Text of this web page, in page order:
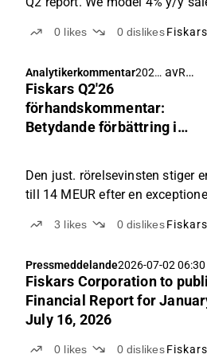
Finance consensus. We
We are fairly...
0 likes 0 dislikes Fiskars
Analytikerkommentar2026-
04:00
av Rauli Juva
Fiskars Q2'26
förhandskommentar:
Betydande förbättring i
Den just. rörelsevinsten stiger
till 14 MEUR efter en
3 likes 0 dislikes Fiskars
Pressmeddelande2026-07-02 06:30
Fiskars Corporation to
Financial Report for
July 16, 2026
0 likes 0 dislikes Fiskars